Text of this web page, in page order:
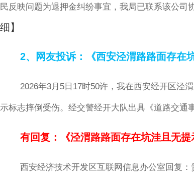
民反映问题为退押金纠纷事宜，我局已联系该公
细】
2、网友投诉：《西安泾渭路路面存在
2026年3月5日17时50许，我在西安经开区泾
示标志摔倒受伤。经交警经开大队出具《道路交
有回复：《泾渭路路面存在坑洼且无提
西安经济技术开发区互联网信息办公室回复